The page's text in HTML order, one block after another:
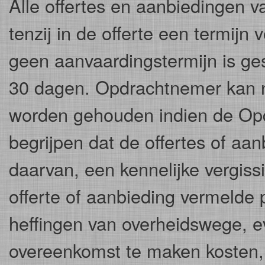
Alle offertes en aanbiedingen
tenzij in de offerte een termijn
geen aanvaardingstermijn is
30 dagen. Opdrachtnemer
worden gehouden indien de
begrijpen dat de offertes of
daarvan, een kennelijke
offerte of aanbieding
heffingen van overheidswege,
overeenkomst te maken